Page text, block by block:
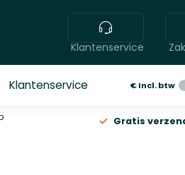
Klantenservice
Klantenservice €Incl. btw
Gratis